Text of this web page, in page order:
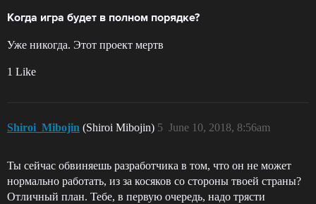
Когда игра будет в полном порядке?
Уже никогда. Этот проект мертв
1 Like
Shiroi_Mibojin (Shiroi Mibojin) June 10, 2018, 8:56am
5
Ты сейчас обвиняешь разработчика в том, что он не может
нормально работать, из за косяков со стороны твоей страны?
Отличный план. Тебе, в первую очередь, надо трясти